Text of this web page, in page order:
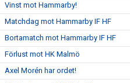
Vinst mot Hammarby!
Matchdag mot Hammarby IF HF
Bortamatch mot Hammarby IF HF
Förlust mot HK Malmö
Axel Morén har ordet!